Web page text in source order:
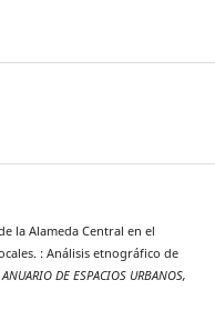
la Alameda Central en el
: Análisis etnográfico de
ANUARIO DE ESPACIOS URBANOS,